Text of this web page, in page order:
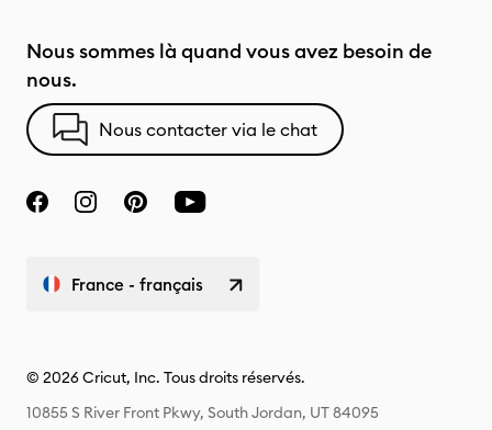
Nous sommes là quand vous avez besoin de
nous.
Nous contacter via le chat
France - français
© 2026 Cricut, Inc. Tous droits réservés.
10855 S River Front Pkwy, South Jordan, UT 84095